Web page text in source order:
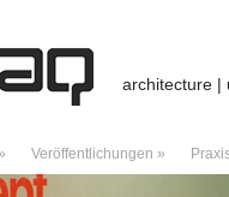
architecture |
Veröffentlichungen »